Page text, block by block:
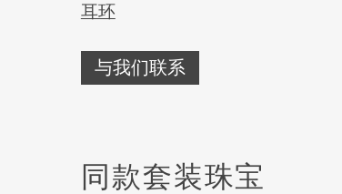
耳环
与我们联系
同款套装珠宝